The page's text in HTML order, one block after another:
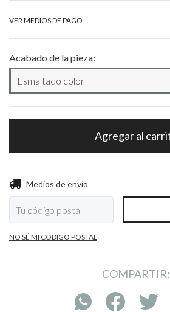
VER MEDIOS DE PAGO
Acabado de la pieza:
Entregas para el CP:
Medios de envío
NO SÉ MI CÓDIGO POSTAL
COMPARTIR: